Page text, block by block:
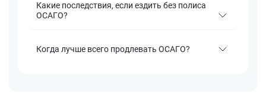
Какие последствия, если ездить без полиса
ОСАГО?
Когда лучше всего продлевать ОСАГО?